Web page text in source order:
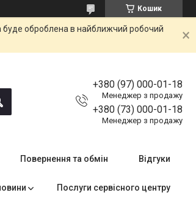
Кошик
буде оброблена в найближчий робочий
+380 (97) 000-01-18
Менеджер з продажу
+380 (73) 000-01-18
Менеджер з продажу
Повернення та обмін Відгуки
Послуги сервісного центру